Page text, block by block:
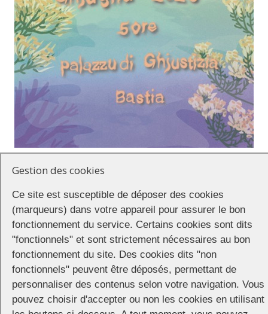
ARCU LGBTI+ Corsica
engagée en faveur de la liberté et contre les violences et
discriminations envers les personnes LGBTQIA+. L’association est
soutenue par 14 organisations syndicales, antiracistes, féministes…
« Le sens de cette marche est surtout une revendication au droit à
l’existence de la communauté Queer sur une île qui a de profonds
relents réactionnaires » déclare la porte-parole de l’Arcu. « Au delà
de ça, nous voulons nous retrouver dans un événement heureux et
rassembleur ».
Rendez-vous à 17h devant le palais de Justice pour une
déambulation en direction de la place Saint Nicolas.
Gestion des cookies
Ce site est susceptible de déposer des cookies
(marqueurs) dans votre appareil pour assurer le bon
fonctionnement du service. Certains cookies sont dits
"fonctionnels" et sont strictement nécessaires au bon
fonctionnement du site. Des cookies dits "non
fonctionnels" peuvent être déposés, permettant de
personnaliser des contenus selon votre navigation. Vous
pouvez choisir d'accepter ou non les cookies en utilisant